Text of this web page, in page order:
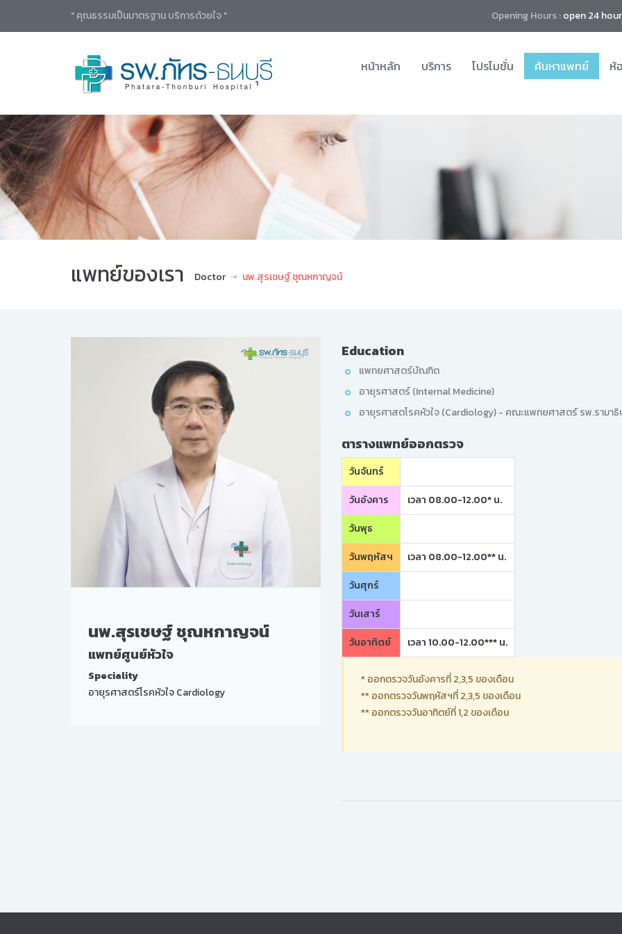
" คุณธรรมเป็นมาตรฐาน บริการด้วยใจ " Opening Hours :open 24
หน้าหลัก บริการ โปรโมชั่น ค้นหาแพทย์ ห้
แพทย์ของเรา Doctor นพ.สุรเชษฐ์ ชุณหกาญจน์
นพ.สุรเชษฐ์ ชุณหกาญจน์
แพทย์ศูนย์หัวใจ
Speciality
อายุรศาสตร์โรคหัวใจ Cardiology
Education
แพทยศาสตร์บัณฑิต
อายุรศาสตร์ (Internal Medicine)
อายุรศาสตโรคหัวใจ (Cardiology) - คณะแพทยศาสตร์ รพ.รามา
ตารางแพทย์ออกตรวจ
วันจันทร์
วันอังคาร
เวลา 08.00-12.00* น.
วันพุธ
วันพฤหัสฯ
เวลา 08.00-12.00** น.
วันศุกร์
วันเสาร์
วันอาทิตย์
เวลา 10.00-12.00*** น.
* ออกตรวจวันอังคารที่ 2,3,5 ของเดือน
** ออกตรวจวันพฤหัสฯที่ 2,3,5 ของเดือน
** ออกตรวจวันอาทิตย์ที่ 1,2 ของเดือน